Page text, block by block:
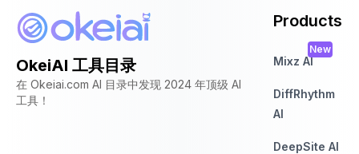
OkeiAI 工具目录
在 Okeiai.com AI 目录中发现 2024 年顶级 AI
工具！
Products
Mixz AI
New
DiffRhythm
AI
DeepSite AI